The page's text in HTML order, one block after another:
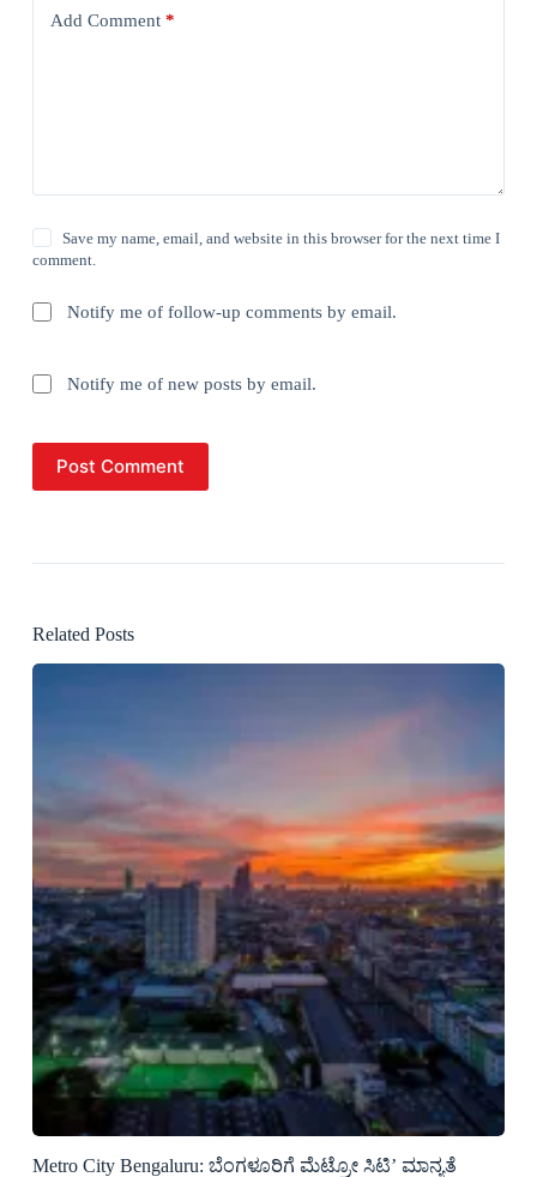
Add Comment*
Save my name, email, and website in this browser for the next time I
comment.
Notify me of follow-up comments by email.
Notify me of new posts by email.
Post Comment
Related Posts
Metro City Bengaluru: ಬೆಂಗಳೂರಿಗೆ ಮೆಟ್ರೋ ಸಿಟಿ’ ಮಾನ್ಯತೆ